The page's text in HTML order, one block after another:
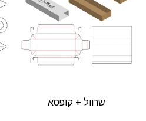
שרוול + קופסא